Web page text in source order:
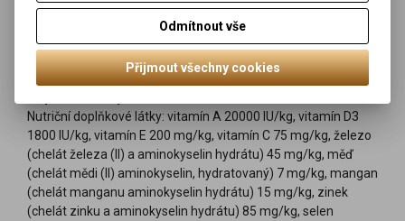
hrubý protein 28,00 %, hrubý tuk 17,00 %, omega mastné
kyseliny-3 0,40 %, omega mastné kyseliny-6 2,50 %, hrubá
vláknina 4,00 %, hrubý popel 7,75 %, vápník 1,45 %, fosfor 1,00
%. Metabolizovatelná energie 3770 kcal/kg.
Nutriční doplňkové látky: vitamín A 20000 IU/kg, vitamín D3
1800 IU/kg, vitamín E 200 mg/kg, vitamín C 75 mg/kg, železo
(chelát železa (II) a aminokyselin hydrátu) 45 mg/kg, měď
(chelát mědi (II) aminokyselin, hydratovaný) 7 mg/kg, mangan
(chelát manganu aminokyselin hydrátu) 15 mg/kg, zinek
(chelát zinku a aminokyselin hydrátu) 85 mg/kg, selen
Odmítnout vše
Přijmout všechny cookies